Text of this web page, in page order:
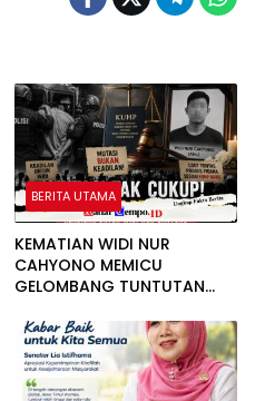
BERITA UTAMA
KEMATIAN WIDI NUR
CAHYONO MEMICU
GELOMBANG TUNTUTAN
TAK MENJAWAB
PERTANYAAN HUKUM,
DESAKAN PROSES PIDANA
MENGUAT